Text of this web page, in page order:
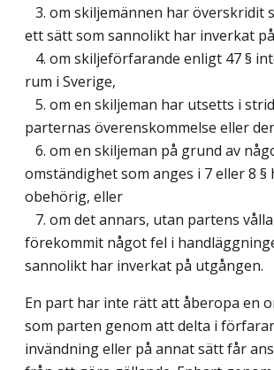
3. om skiljemännen har överskridit
ett sätt som sannolikt har inverkat
4. om skiljeförfarande enligt 47 §
rum i Sverige,
5. om en skiljeman har utsetts i
parternas överenskommelse eller
6. om en skiljeman på grund av
omständighet som anges i 7 eller 8 §
obehörig, eller
7. om det annars, utan partens
förekommit något fel i
sannolikt har inverkat på utgången.
En part har inte rätt att åberopa en
som parten genom att delta i
invändning eller på annat sätt får